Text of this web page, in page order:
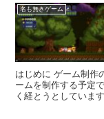
名も無きゲーム
はじめに ゲーム制作
ームを制作する予定
く経とうとしていま